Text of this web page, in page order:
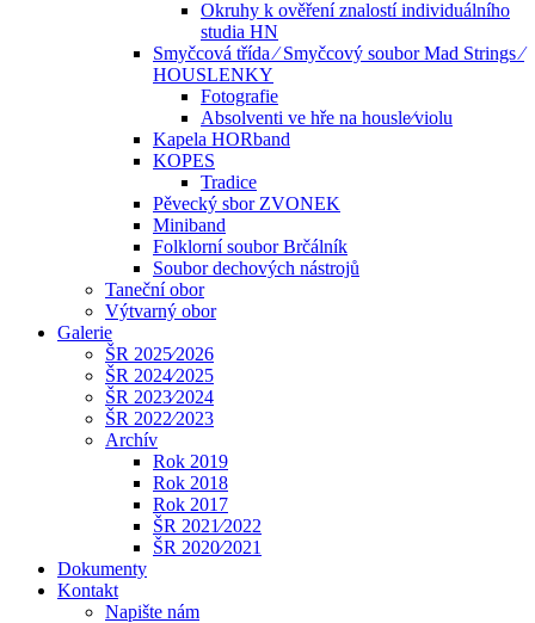
Okruhy k ověření znalostí individuálního
studia HN
Smyčcová třída ⁄ Smyčcový soubor Mad Strings ⁄
HOUSLENKY
Fotografie
Absolventi ve hře na housle⁄violu
Kapela HORband
KOPES
Tradice
Pěvecký sbor ZVONEK
Miniband
Folklorní soubor Brčálník
Soubor dechových nástrojů
Taneční obor
Výtvarný obor
Galerie
ŠR 2025⁄2026
ŠR 2024⁄2025
ŠR 2023⁄2024
ŠR 2022⁄2023
Archív
Rok 2019
Rok 2018
Rok 2017
ŠR 2021⁄2022
ŠR 2020⁄2021
Dokumenty
Kontakt
Napište nám